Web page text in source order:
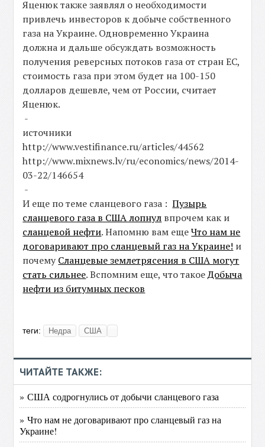
Яценюк также заявлял о необходимости
привлечь инвесторов к добыче собственного
газа на Украине. Одновременно Украина
должна и дальше обсуждать возможность
получения реверсных потоков газа от стран ЕС,
стоимость газа при этом будет на 100-150
долларов дешевле, чем от России, считает
Яценюк.
-
источники
http://www.vestifinance.ru/articles/44562
http://www.mixnews.lv/ru/economics/news/2014-
03-22/146654
-
И еще по теме сланцевого газа :Пузырь
сланцевого газа в США лопнул впрочем как и
сланцевой нефти. Напомню вам ещеЧто нам не
договаривают про сланцевый газ на Украине! и
почему Сланцевые землетрясения в США могут
стать сильнее. Вспомним еще, что такоеДобыча
нефти из битумных песков
теги: Недра США
ЧИТАЙТЕ ТАКЖЕ:
» США содрогнулись от добычи сланцевого газа
» Что нам не договаривают про сланцевый газ на
Украине!